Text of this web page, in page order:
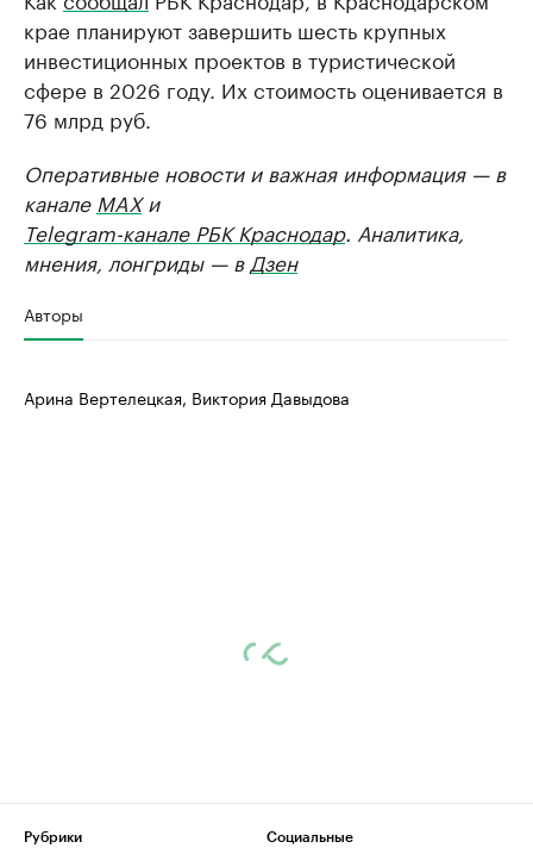
крае планируют завершить шесть крупных
инвестиционных проектов в туристической
сфере в 2026 году. Их стоимость оценивается в
76 млрд руб.
Оперативные новости и важная информация — в
канале MAXи
Telegram-канале РБК Краснодар. Аналитика,
мнения, лонгриды — в Дзен
Авторы
Арина Вертелецкая, Виктория Давыдова
Рубрики
Социальные